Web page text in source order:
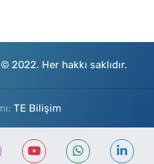
2022. Her hakkı saklıdır.
TE Bilişim